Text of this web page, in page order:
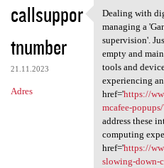
callsuppor
tnumber
21.11.2023
Adres
Dealing
Dealing with
managing a
supervision'.
empty and
tools and
experiencing
href='https://
mcafee-
address these
computing
href='https://
slowing-down-